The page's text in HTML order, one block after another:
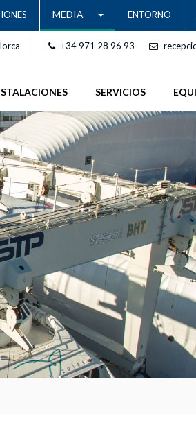
MEDIA ENTORNO
+34 971 28 96 93
SERVICIOS